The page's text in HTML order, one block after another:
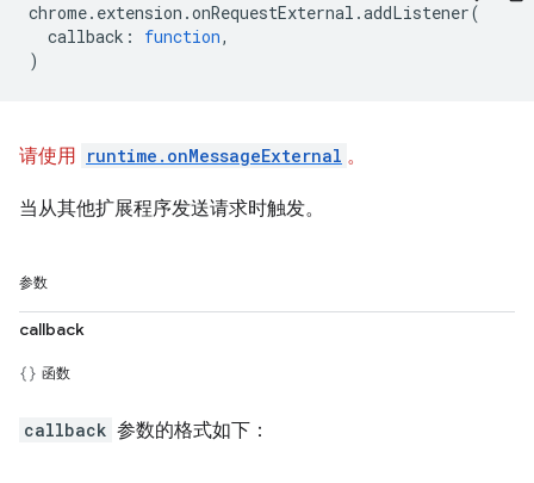
chrome. extension .onRequestExternal .addListener(
callback : function,
)
请使用 runtime.onMessageExternal 。
当从其他扩展程序发送请求时触发。
参数
callback
函数
callback 参数的格式如下：